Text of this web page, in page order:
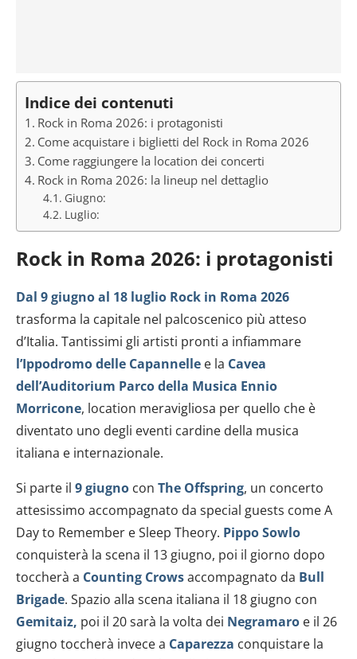
Indice dei contenuti
Rock in Roma 2026: i protagonisti
Come acquistare i biglietti del Rock in Roma 2026
Come raggiungere la location dei concerti
Rock in Roma 2026: la lineup nel dettaglio
Giugno:
Luglio:
Rock in Roma 2026: i protagonisti
Dal 9 giugno al 18 luglio Rock in Roma 2026
trasforma la capitale nel palcoscenico più atteso
d’Italia. Tantissimi gli artisti pronti a infiammare
l’Ippodromo delle Capannelle e la Cavea
dell’Auditorium Parco della Musica Ennio
Morricone, location meravigliosa per quello che è
diventato uno degli eventi cardine della musica
italiana e internazionale.
Si parte il 9 giugno con The Offspring, un concerto
attesissimo accompagnato da special guests come A
Day to Remember e Sleep Theory. Pippo Sowlo
conquisterà la scena il 13 giugno, poi il giorno dopo
toccherà a Counting Crowsaccompagnato da Bull
Brigade. Spazio alla scena italiana il 18 giugno con
Gemitaiz, poi il 20 sarà la volta dei Negramaro e il 26
giugno toccherà invece a Caparezza conquistare la